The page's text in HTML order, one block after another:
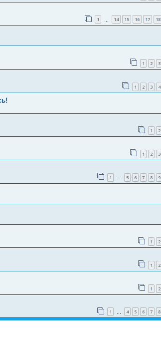
1 14 15 16 17 18
1 2 3
1 2 3 4
1 2
1 2 3
1 … 5 6 7 8 9
1 2
1 2
1 2
1 4 5 6 7 8